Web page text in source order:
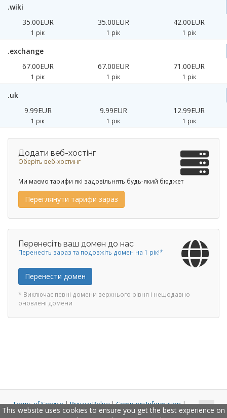
This website uses cookies to ensure you get the best experience on
.wiki
35.00EUR
1 рік
35.00EUR
1 рік
42.00EUR
1 рік
.exchange
67.00EUR
1 рік
67.00EUR
1 рік
71.00EUR
1 рік
.uk
9.99EUR
1 рік
9.99EUR
1 рік
12.99EUR
1 рік
Додати веб-хостінг
Оберіть веб-хостинг
Ми маємо тарифи які задовільнять будь-який бюджет
Переглянути тарифи зараз
Перенесіть ваш домен до нас
Перенесіть зараз та подовжіть домен на 1 рік!*
Перенести домен
* Виключає певні домени верхнього рівня і нещодавно
оновлені домени
Terms of Service|Privacy Policy|Company Information|
Copyright © 2011 - 2026 Closco Ltd. All Rights Reserved.